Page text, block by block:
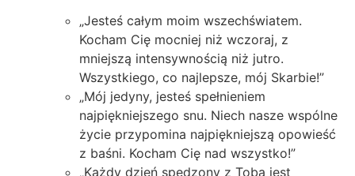
„Jesteś całym moim wszechświatem.
Kocham Cię mocniej niż wczoraj, z
mniejszą intensywnością niż jutro.
Wszystkiego, co najlepsze, mój Skarbie!”
„Mój jedyny, jesteś spełnieniem
najpiękniejszego snu. Niech nasze wspólne
życie przypomina najpiękniejszą opowieść
z baśni. Kocham Cię nad wszystko!”
„Każdy dzień spędzony z Tobą jest